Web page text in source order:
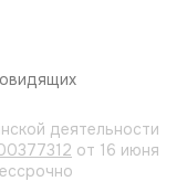
деятельности
от 16 июня